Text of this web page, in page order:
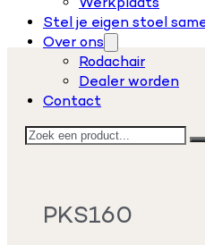
Stel je eigen stoel
Over ons
Rodachair
Dealer worden
Contact
Zoeken
PKS160